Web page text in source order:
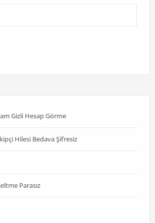
Gizli Hesap Görme
Hilesi Bedava Şifresiz
Parasız